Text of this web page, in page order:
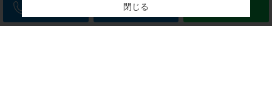
メール
閉じる